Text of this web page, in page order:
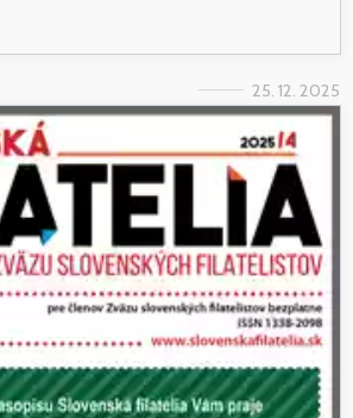
25. 12. 2025